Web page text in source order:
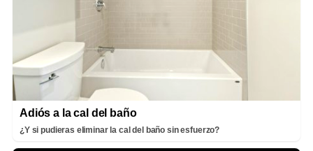
Adiós a la cal del baño
¿Y si pudieras eliminar la cal del baño sin esfuerzo?